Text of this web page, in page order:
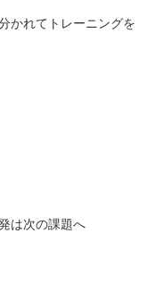
かれてトレーニングを
は次の課題へ